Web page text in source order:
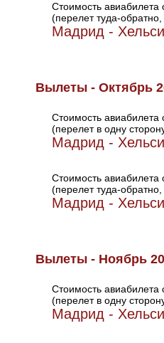
Стоимость
(перелет туда-
Мадрид -
Вылеты - Октябрь
Стоимость
(перелет в одну
Мадрид -
Стоимость
(перелет туда-
Мадрид -
Вылеты - Ноябрь
Стоимость
(перелет в одну
Мадрид -